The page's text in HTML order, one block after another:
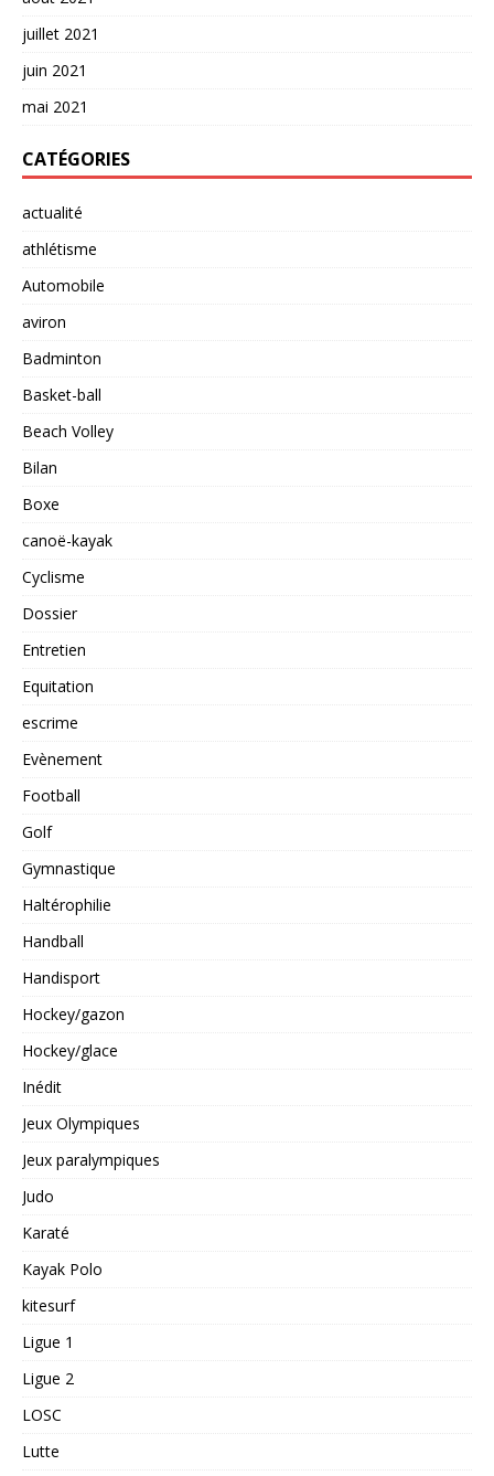
juillet 2021
juin 2021
mai 2021
CATÉGORIES
actualité
athlétisme
Automobile
aviron
Badminton
Basket-ball
Beach Volley
Bilan
Boxe
canoë-kayak
Cyclisme
Dossier
Entretien
Equitation
escrime
Evènement
Football
Golf
Gymnastique
Haltérophilie
Handball
Handisport
Hockey/gazon
Hockey/glace
Inédit
Jeux Olympiques
Jeux paralympiques
Judo
Karaté
Kayak Polo
kitesurf
Ligue 1
Ligue 2
LOSC
Lutte